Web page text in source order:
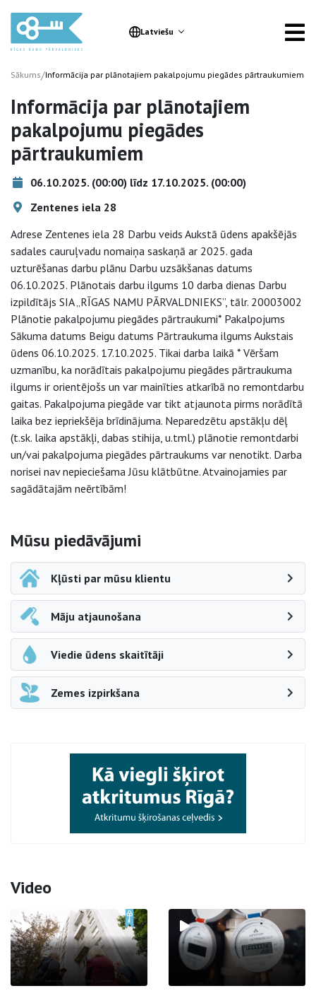
Latviešu
Sākums/Informācija par plānotajiem pakalpojumu piegādes pārtraukumiem
Informācija par plānotajiem
pakalpojumu piegādes
pārtraukumiem
06.10.2025. (00:00) līdz 17.10.2025. (00:00)
Zentenes iela 28
Adrese Zentenes iela 28 Darbu veids Aukstā ūdens apakšējās
sadales cauruļvadu nomaiņa saskaņā ar 2025. gada
uzturēšanas darbu plānu Darbu uzsākšanas datums
06.10.2025. Plānotais darbu ilgums 10 darba dienas Darbu
izpildītājs SIA „RĪGAS NAMU PĀRVALDNIEKS”, tālr. 20003002
Plānotie pakalpojumu piegādes pārtraukumi* Pakalpojums
Sākuma datums Beigu datums Pārtraukuma ilgums Aukstais
ūdens 06.10.2025. 17.10.2025. Tikai darba laikā * Vēršam
uzmanību, ka norādītais pakalpojumu piegādes pārtraukuma
ilgums ir orientējošs un var mainīties atkarībā no remontdarbu
gaitas. Pakalpojuma piegāde var tikt atjaunota pirms norādītā
laika bez iepriekšēja brīdinājuma. Neparedzētu apstākļu dēļ
(t.sk. laika apstākļi, dabas stihija, u.tml.) plānotie remontdarbi
un/vai pakalpojuma piegādes pārtraukums var nenotikt. Darba
norisei nav nepieciešama Jūsu klātbūtne. Atvainojamies par
sagādātajām neērtībām!
Sāna navigācija
Mūsu piedāvājumi
Kļūsti par mūsu klientu
Māju atjaunošana
Viedie ūdens skaitītāji
Zemes izpirkšana
Video